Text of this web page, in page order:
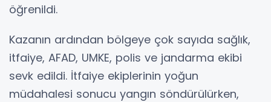
öğrenildi.
Kazanın ardından bölgeye çok sayıda sağlık,
itfaiye, AFAD, UMKE, polis ve jandarma ekibi
sevk edildi. İtfaiye ekiplerinin yoğun
müdahalesi sonucu yangın söndürülürken,